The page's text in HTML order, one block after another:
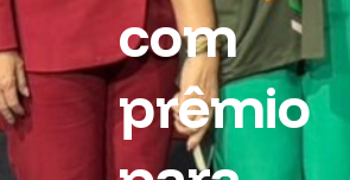
com
prêmio